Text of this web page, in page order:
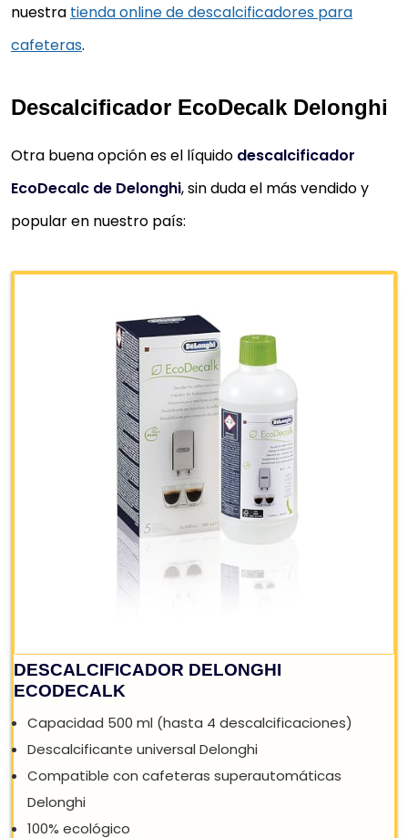
nuestra tienda online de descalcificadores para
cafeteras.
Descalcificador EcoDecalk Delonghi
Otra buena opción es el líquido descalcificador
EcoDecalc de Delonghi, sin duda el más vendido y
popular en nuestro país: